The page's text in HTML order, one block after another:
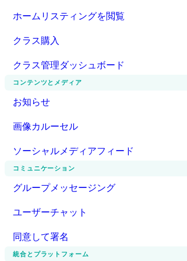
ホームリスティングを閲覧
クラス購入
クラス管理ダッシュボード
コンテンツとメディア
お知らせ
画像カルーセル
ソーシャルメディアフィード
コミュニケーション
グループメッセージング
ユーザーチャット
同意して署名
統合とプラットフォーム